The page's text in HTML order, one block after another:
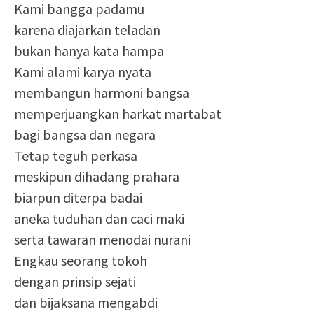
Kami bangga padamu
karena diajarkan teladan
bukan hanya kata hampa
Kami alami karya nyata
membangun harmoni bangsa
memperjuangkan harkat martabat
bagi bangsa dan negara
Tetap teguh perkasa
meskipun dihadang prahara
biarpun diterpa badai
aneka tuduhan dan caci maki
serta tawaran menodai nurani
Engkau seorang tokoh
dengan prinsip sejati
dan bijaksana mengabdi